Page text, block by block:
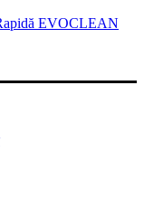
EVOCLEAN